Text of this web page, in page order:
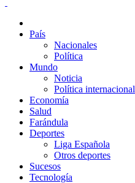
País
Nacionales
Política
Mundo
Noticia
Política internacional
Economía
Salud
Farándula
Deportes
Liga Española
Otros deportes
Sucesos
Tecnología